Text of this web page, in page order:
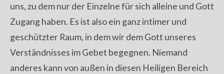
uns, zu dem nur der Einzelne für sich alleine und Gott
Zugang haben. Es ist also ein ganz intimer und
geschützter Raum, in dem wir dem Gott unseres
Verständnisses im Gebet begegnen. Niemand
anderes kann von außen in diesen Heiligen Bereich